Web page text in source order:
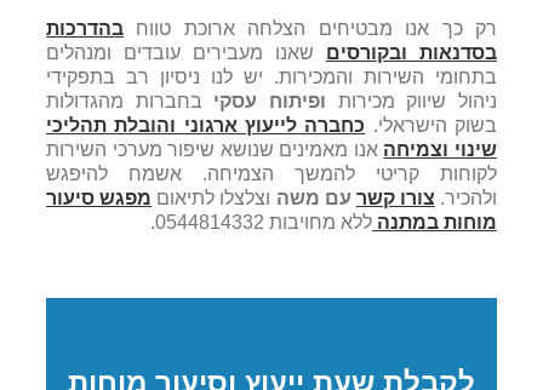
רק כך אנו מבטיחים הצלחה ארוכת טווח בהדרכות
בסדנאות ובקורסים שאנו מעבירים עובדים ומנהלים
בתחומי השירות והמכירות. יש לנו ניסיון רב בתפקידי
ניהול שיווק מכירות ופיתוח עסקי בחברות מהגדולות
בשוק הישראלי. כחברה לייעוץ ארגוני והובלת תהליכי
שינוי וצמיחה אנו מאמינים שנושא שיפור מערכי השירות
לקוחות קריטי להמשך הצמיחה. אשמח להיפגש
ולהכיר. צורו קשר עם משה וצלצלו לתיאום מפגש סיעור
מוחות במתנה ללא מחויבות 0544814332.
לקבלת שעת ייעוץ וסיעור מוחות